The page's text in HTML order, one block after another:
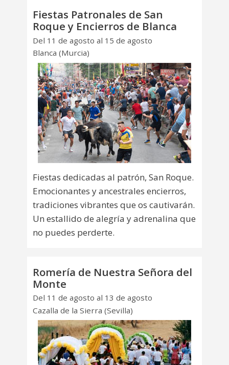
Fiestas Patronales de San
Roque y Encierros de Blanca
Del 11 de agosto al 15 de agosto
Blanca (Murcia)
Fiestas dedicadas al patrón, San Roque.
Emocionantes y ancestrales encierros,
tradiciones vibrantes que os cautivarán.
Un estallido de alegría y adrenalina que
no puedes perderte.
Romería de Nuestra Señora del
Monte
Del 11 de agosto al 13 de agosto
Cazalla de la Sierra (Sevilla)